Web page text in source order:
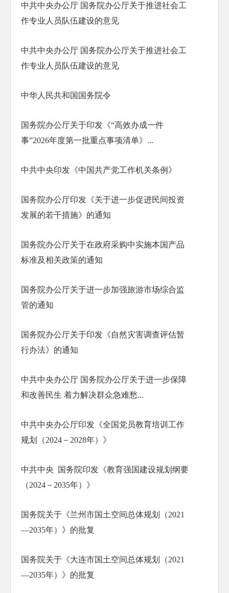
中共中央办公厅 国务院办公厅关于推进社会工
作专业人员队伍建设的意见
中共中央办公厅 国务院办公厅关于推进社会工
作专业人员队伍建设的意见
中华人民共和国国务院令
国务院办公厅关于印发《“高效办成一件
事”2026年度第一批重点事项清单》...
中共中央印发《中国共产党工作机关条例》
国务院办公厅印发《关于进一步促进民间投资
发展的若干措施》的通知
国务院办公厅关于在政府采购中实施本国产品
标准及相关政策的通知
国务院办公厅关于进一步加强旅游市场综合监
管的通知
国务院办公厅关于印发《自然灾害调查评估暂
行办法》的通知
中共中央办公厅 国务院办公厅关于进一步保障
和改善民生 着力解决群众急难愁...
中共中央办公厅印发《全国党员教育培训工作
规划（2024－2028年）》
中共中央 国务院印发《教育强国建设规划纲要
（2024－2035年）》
国务院关于《兰州市国土空间总体规划（2021
—2035年）》的批复
国务院关于《大连市国土空间总体规划（2021
—2035年）》的批复